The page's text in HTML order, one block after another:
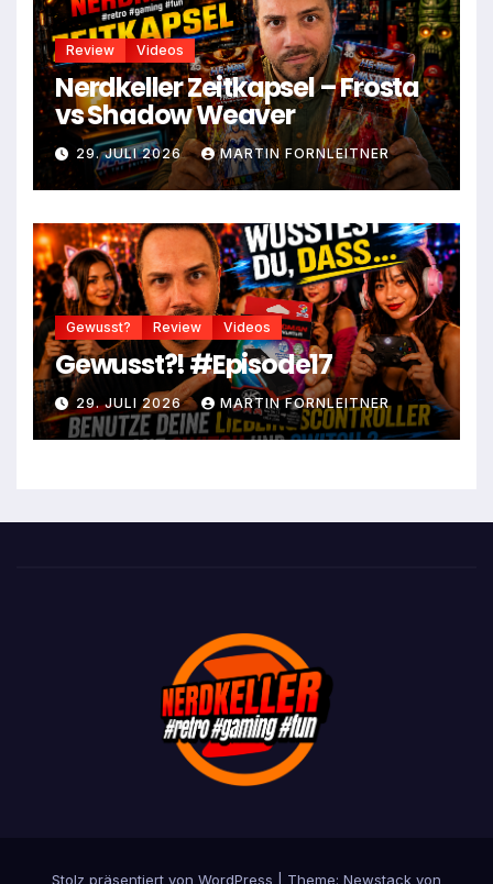
Review Videos
Nerdkeller Zeitkapsel – Frosta
vs Shadow Weaver
29. JULI 2026 MARTIN FORNLEITNER
Gewusst? Review Videos
Gewusst?! #Episode17
29. JULI 2026 MARTIN FORNLEITNER
Stolz präsentiert von WordPress Theme: Newstack von